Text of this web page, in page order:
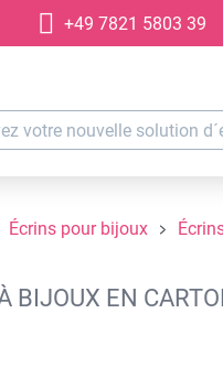
à la navigation principale
+49 7821 5803 39
Écrins pour bijoux
BIJOUX EN
d'images